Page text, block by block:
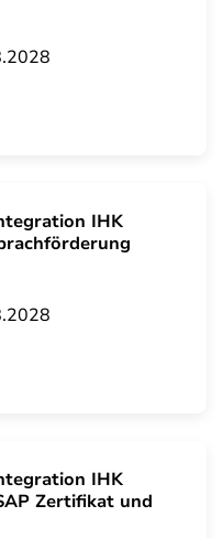
IHK
IHK
Zertifikat und